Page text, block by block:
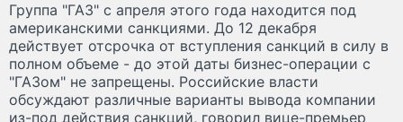
Группа "ГАЗ" с апреля этого года находится под
американскими санкциями. До 12 декабря
действует отсрочка от вступления санкций в силу в
полном объеме - до этой даты бизнес-операции с
"ГАЗом" не запрещены. Российские власти
обсуждают различные варианты вывода компании
из-под действия санкций, говорил вице-премьер